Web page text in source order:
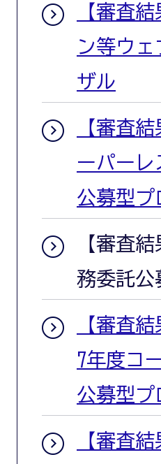
【審査
ン等ウ
ザル
【審査
ーパーレ
公募型プ
【審査
務委託公
【審査
7年度コ
公募型プ
【審査